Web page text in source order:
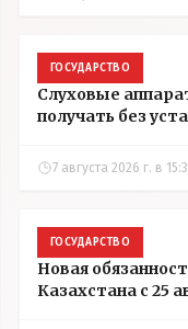
ГОСУДАРСТВО
Слуховые
получать без
7 августа 2026 г. в
ГОСУДАРСТВО
Новая
Казахстана с 25